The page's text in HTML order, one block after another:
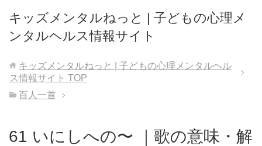
キッズメンタルねっと | 子どもの心理メ
ンタルヘルス情報サイト
キッズメンタルねっと | 子どもの心理メンタルヘル
ス情報サイト TOP
百人一首
61 いにしへの〜 ｜歌の意味・解